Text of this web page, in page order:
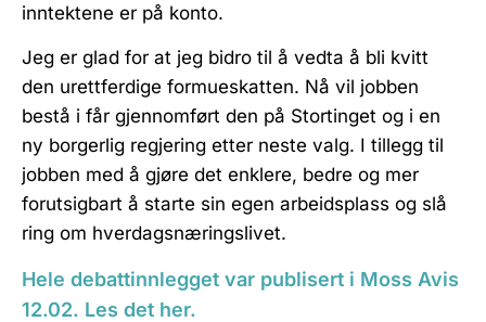
inntektene er på konto.
Jeg er glad for at jeg bidro til å vedta å bli kvitt
den urettferdige formueskatten. Nå vil jobben
bestå i får gjennomført den på Stortinget og i en
ny borgerlig regjering etter neste valg. I tillegg til
jobben med å gjøre det enklere, bedre og mer
forutsigbart å starte sin egen arbeidsplass og slå
ring om hverdagsnæringslivet.
Hele debattinnlegget var publisert i Moss Avis
12.02. Les det her.